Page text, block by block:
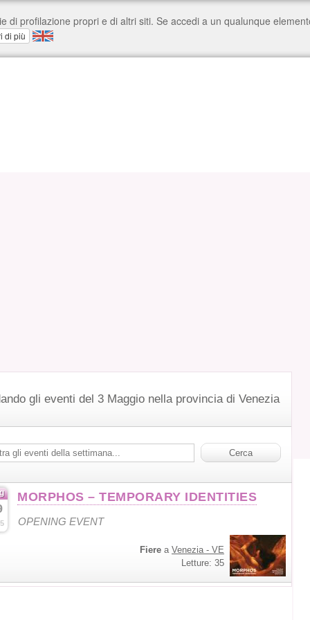
gli eventi del 3 Maggio nella provincia di Venezia
MORPHOS – TEMPORARY IDENTITIES
OPENING EVENT
Fiere a Venezia - VE
Letture: 35